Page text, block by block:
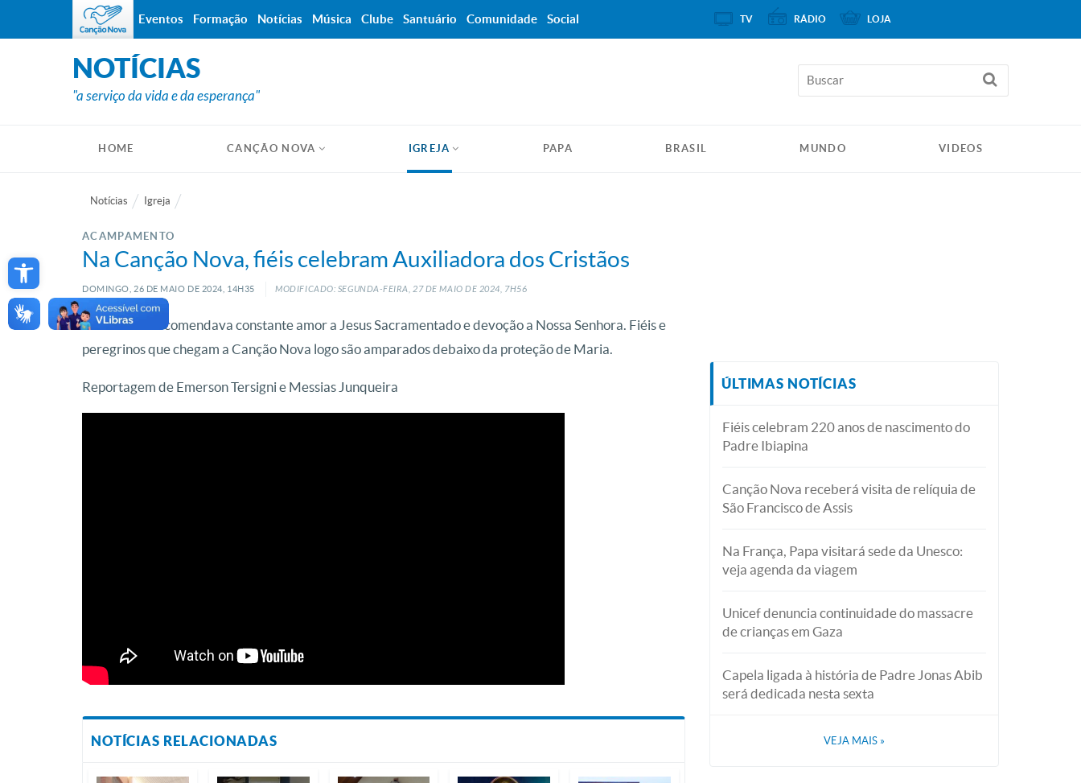
Open toolbar
NOTÍCIAS
"a serviço da vida e da esperança"
HOME CANÇÃO NOVA IGREJA PAPA BRASIL MUNDO VIDEOS
Notícias Igreja
ACAMPAMENTO
Na Canção Nova, fiéis celebram Auxiliadora dos Cristãos
DOMINGO, 26 DE MAIO DE 2024, 14H35 MODIFICADO: SEGUNDA-FEIRA, 27DEMAIO DE 2024, 7H56
Dom Bosco recomendava constante amor a Jesus Sacramentado e devoção a Nossa Senhora. Fiéis e
peregrinos que chegam a Canção Nova logo são amparados debaixo da proteção de Maria.
Reportagem de Emerson Tersigni e Messias Junqueira
NOTÍCIAS RELACIONADAS
ÚLTIMAS NOTÍCIAS
Fiéis celebram 220 anos de nascimento do
Padre Ibiapina
Canção Nova receberá visita de relíquia de
São Francisco de Assis
Na França, Papa visitará sede da Unesco:
veja agenda da viagem
Unicef denuncia continuidade do massacre
de crianças em Gaza
Capela ligada à história de Padre Jonas Abib
será dedicada nesta sexta
VEJA MAIS »
Eventos Formação Notícias Música Clube Santuário Comunidade Social TV RÁDIO LOJA